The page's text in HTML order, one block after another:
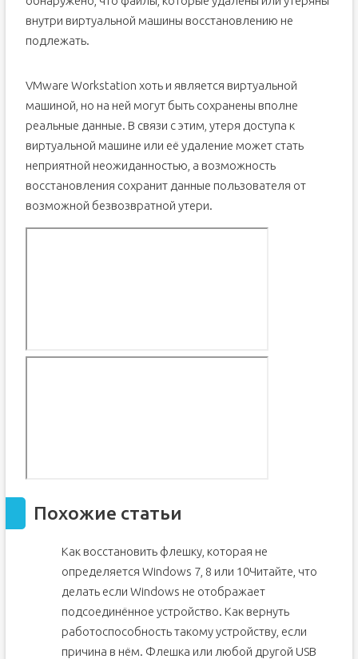
внутри виртуальной машины восстановлению не
подлежать.
VMware Workstation хоть и является виртуальной
машиной, но на ней могут быть сохранены вполне
реальные данные. В связи с этим, утеря доступа к
виртуальной машине или её удаление может стать
неприятной неожиданностью, а возможность
восстановления сохранит данные пользователя от
возможной безвозвратной утери.
Похожие статьи
Как восстановить флешку, которая не
определяется Windows 7, 8 или 10Читайте, что
делать если Windows не отображает
подсоединённое устройство. Как вернуть
работоспособность такому устройству, если
причина в нём. Флешка или любой другой USB